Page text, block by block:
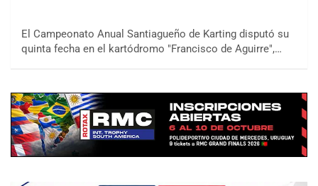
El Campeonato Anual Santiagueño de Karting disputó su
quinta fecha en el kartódromo "Francisco de Aguirre",…